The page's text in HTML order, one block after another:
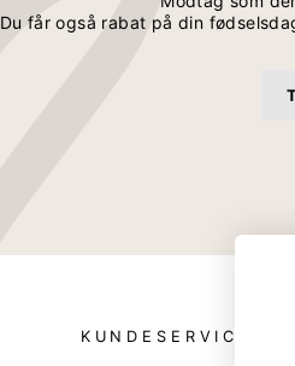
Du får også rabat på din
KUNDESERVICE